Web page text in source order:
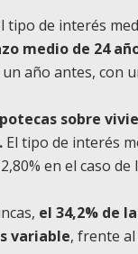
tipo de interés
medio de 24
año antes, con
sobre
El tipo de interés
en el caso de
el 34,2% de
variable, frente al